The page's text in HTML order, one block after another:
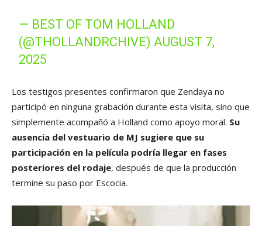
— BEST OF TOM HOLLAND
(@THOLLANDRCHIVE)AUGUST 7,
2025
Los testigos presentes confirmaron que Zendaya no
participó en ninguna grabación durante esta visita, sino que
simplemente acompañó a Holland como apoyo moral. Su
ausencia del vestuario de MJ sugiere que su
participación en la película podría llegar en fases
posteriores del rodaje, después de que la producción
termine su paso por Escocia.